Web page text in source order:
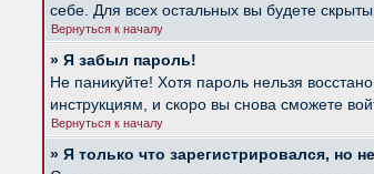
себе. Для всех остальных вы будете
Вернуться к началу
» Я забыл пароль!
Не паникуйте! Хотя пароль нельзя
инструкциям, и скоро вы снова сможете
Вернуться к началу
» Я только что зарегистрировался, но